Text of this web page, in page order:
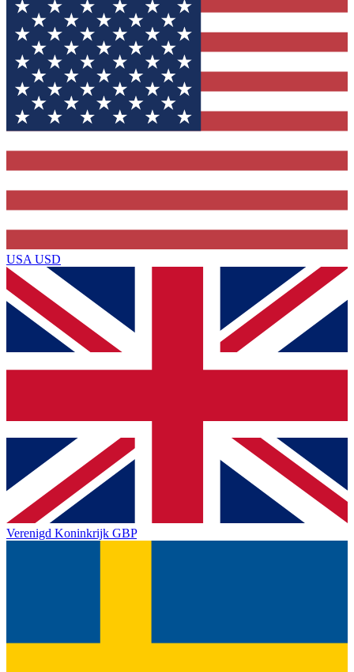
USA USD
Verenigd Koninkrijk GBP